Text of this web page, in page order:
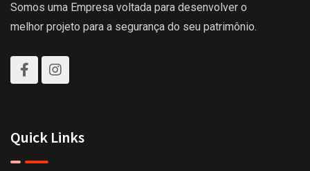
Somos uma Empresa voltada para desenvolver o
melhor projeto para a segurança do seu patrimônio.
Quick Links